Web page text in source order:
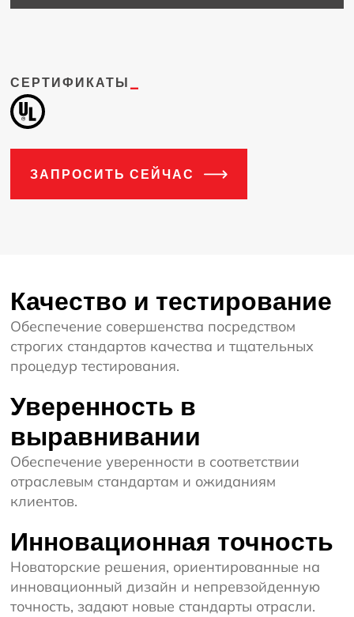
СЕРТИФИКАТЫ_
ЗАПРОСИТЬ СЕЙЧАС
Качество и тестирование
Обеспечение совершенства посредством
строгих стандартов качества и тщательных
процедур тестирования.
Уверенность в
выравнивании
Обеспечение уверенности в соответствии
отраслевым стандартам и ожиданиям
клиентов.
Инновационная точность
Новаторские решения, ориентированные на
инновационный дизайн и непревзойденную
точность, задают новые стандарты отрасли.